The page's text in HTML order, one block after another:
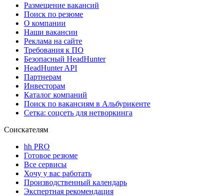
Размещение вакансий
Поиск по резюме
О компании
Наши вакансии
Реклама на сайте
Требования к ПО
Безопасный HeadHunter
HeadHunter API
Партнерам
Инвесторам
Каталог компаний
Поиск по вакансиям в Альбурикенте
Сетка: соцсеть для нетворкинга
Соискателям
hh PRO
Готовое резюме
Все сервисы
Хочу у вас работать
Производственный календарь
Экспертная рекомендация